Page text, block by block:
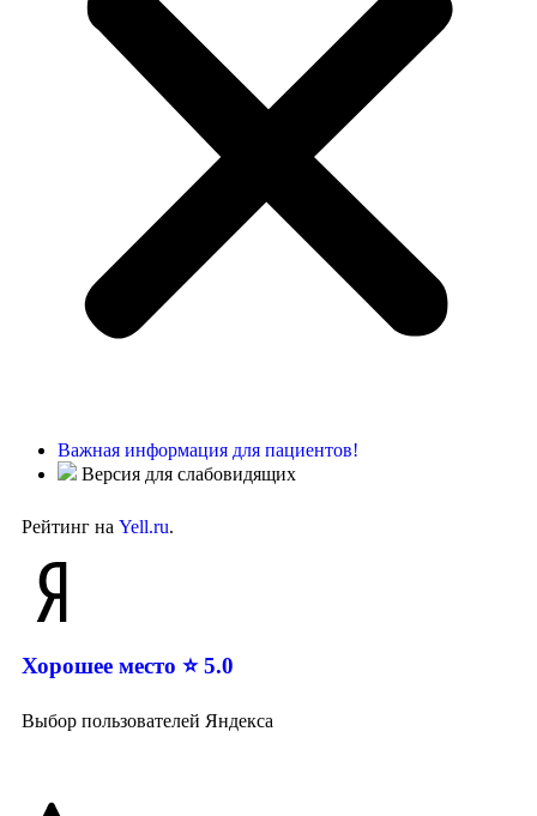
Важная информация для пациентов!
Версия для слабовидящих
Рейтинг на Yell.ru.
Хорошее место ⭐ 5.0
Выбор пользователей Яндекса